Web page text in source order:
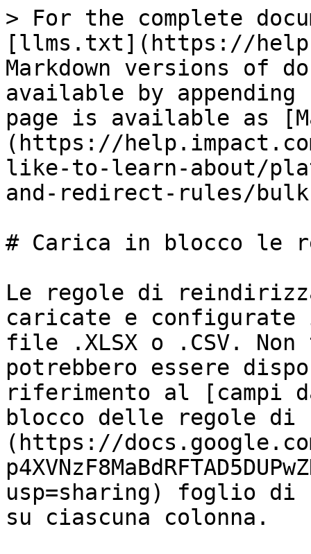
> For the complete
[llms.txt](https://
Markdown versions of
available by
page is available as
(https://
like-to-learn-about/
and-redirect-rules/
# Carica in blocco le
Le regole di
caricate e configurate
file .XLSX o .CSV.
potrebbero essere
riferimento al [campi
blocco delle regole di
(https://
usp=sharing) foglio di
su ciascuna colonna.